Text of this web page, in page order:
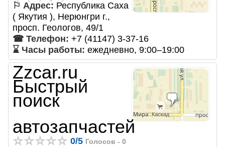
⚐ Адрес: Республика Саха
( Якутия ), Нерюнгри г.,
просп. Геологов, 49/1
☎ Телефон: +7 (41147) 3-37-16
⌛ Часы работы: ежедневно, 9:00–19:00
Zzcar.ru
Быстрый
поиск
автозапчастей
0/5 Голосов - 0